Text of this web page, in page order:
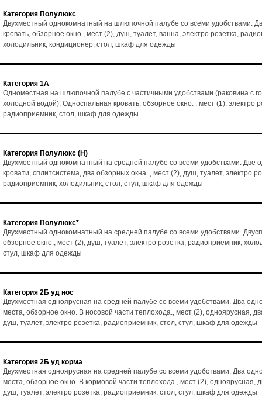
Категория Полулюкс
Двухместный однокомнатный на шлюпочной палубе со всеми удобствами.
кровать, обзорное окно., мест (2), душ, туалет, ванна, электро розетка,
холодильник, кондиционер, стол, шкаф для одежды
Категория 1А
Одноместная на шлюпочной палубе с частичными удобствами (раковина с
холодной водой). Односпальная кровать, обзорное окно. , мест (1), электро
радиоприемник, стол, шкаф для одежды
Категория Полулюкс (Н)
Двухместный однокомнатный на средней палубе со всеми удобствами. Две
кровати, сплитсистема, два обзорных окна. , мест (2), душ, туалет, электро
радиоприемник, холодильник, стол, стул, шкаф для одежды
Категория Полулюкс*
Двухместный однокомнатный на средней палубе со всеми удобствами.
обзорное окно., мест (2), душ, туалет, электро розетка, радиоприемник,
стул, шкаф для одежды
Категория 2Б уд нос
Двухместная одноярусная на средней палубе со всеми удобствами. Два
места, обзорное окно. В носовой части теплохода., мест (2), одноярусная,
душ, туалет, электро розетка, радиоприемник, стол, стул, шкаф для одежды
Категория 2Б уд корма
Двухместная одноярусная на средней палубе со всеми удобствами. Два
места, обзорное окно. В кормовой части теплохода., мест (2), одноярусная,
душ, туалет, электро розетка, радиоприемник, стол, стул, шкаф для одежды